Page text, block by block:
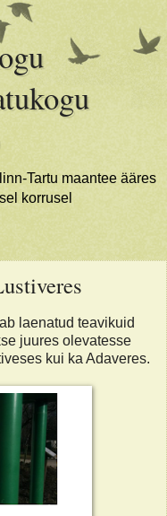
Tartu maantee ääres
korrusel
laenatud teavikuid
juures olevatesse
kui ka Adaveres.